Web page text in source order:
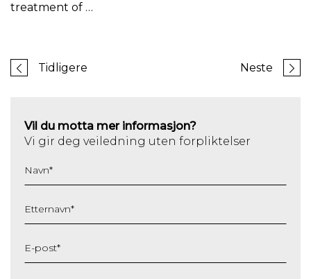
treatment of …
Tidligere Neste
Vil du motta mer informasjon?
Vi gir deg veiledning uten forpliktelser
Navn*
Etternavn*
E-post*